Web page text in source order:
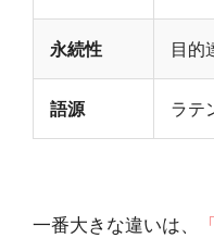
永続性 目的
語源 ラテ
一番大きな違いは、